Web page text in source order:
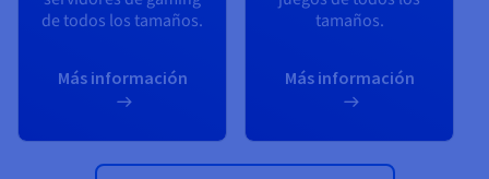
de todos los tamaños.
Más información
tamaños.
Más información